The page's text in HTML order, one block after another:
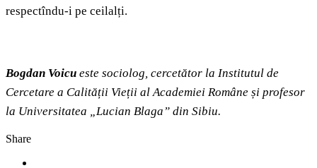
respectîndu-i pe ceilalți.
Bogdan Voicu este sociolog, cercetător la Institutul de
Cercetare a Calității Vieții al Academiei Române și profesor
la Universitatea „Lucian Blaga” din Sibiu.
Share